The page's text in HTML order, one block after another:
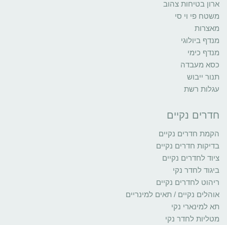
ארון בטיחות צהוב
משטח פי וי סי
מאצרות
מנדף ביולוגי
מנדף כימי
כסא מעבדה
תנור ייבוש
עגלות רשת
חדרים נקיים
הקמת חדרים נקיים
בדיקות חדרים נקיים
ציוד לחדרים נקיים
ביגוד לחדר נקי
ריהוט לחדרים נקיים
אוהלים נקיים / תאים למינריים
תא למינארי נקי
מטליות לחדר נקי